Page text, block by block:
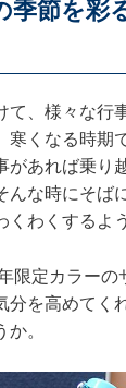
季節を彩
て、様々な行
寒くなる時期
があれば乗り
んな時にそば
くわくするよ
限定カラーの
分を高めてく
。